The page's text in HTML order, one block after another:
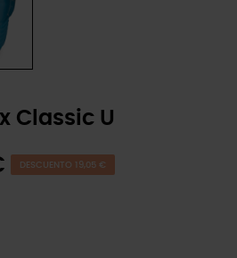
Classic U
DESCUENTO 19,05 €